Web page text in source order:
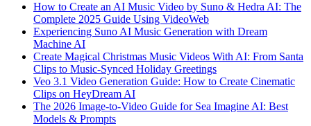
How to Create an AI Music Video by Suno & Hedra AI: The
Complete 2025 Guide Using VideoWeb
Experiencing Suno AI Music Generation with Dream
Machine AI
Create Magical Christmas Music Videos With AI: From Santa
Clips to Music-Synced Holiday Greetings
Veo 3.1 Video Generation Guide: How to Create Cinematic
Clips on HeyDream AI
The 2026 Image-to-Video Guide for Sea Imagine AI: Best
Models & Prompts